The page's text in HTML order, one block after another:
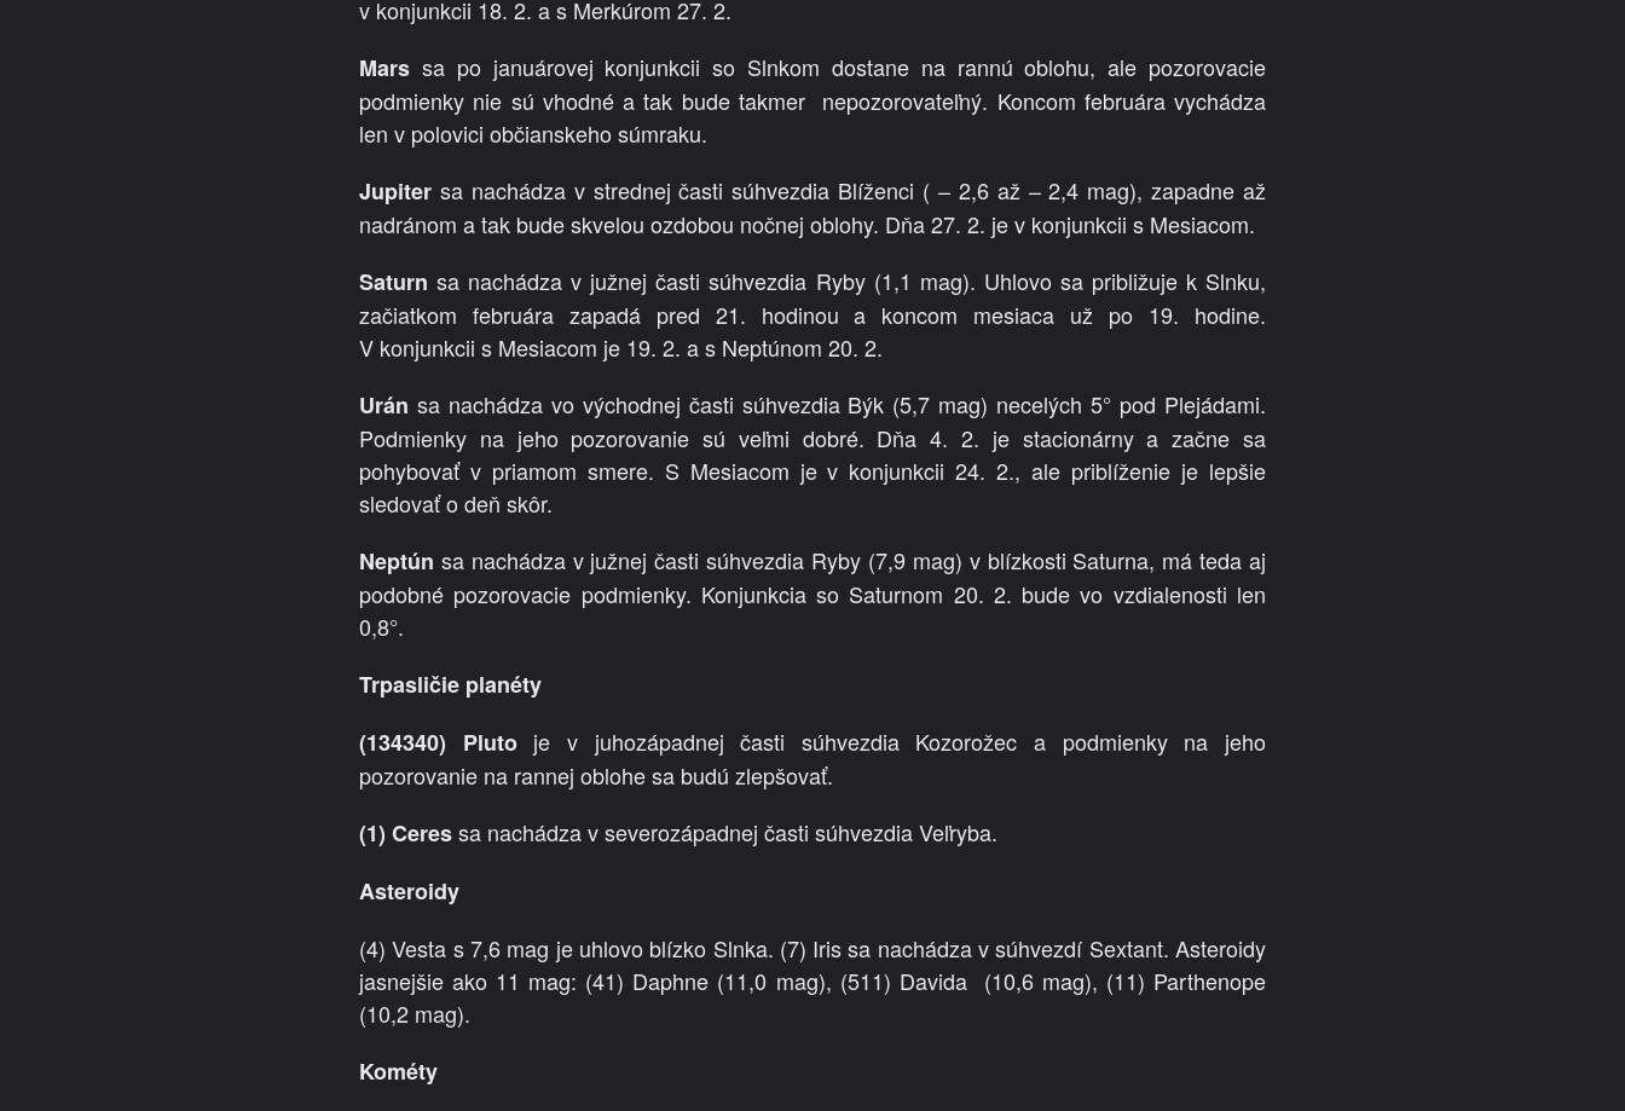
v konjunkcii 18. 2. a s Merkúrom 27. 2.
Mars sa po januárovej konjunkcii so Slnkom dostane na rannú oblohu, ale pozorovacie
podmienky nie sú vhodné a tak bude takmer nepozorovateľný. Koncom februára vychádza
len v polovici občianskeho súmraku.
Jupiter sa nachádza v strednej časti súhvezdia Blíženci ( – 2,6 až – 2,4 mag), zapadne až
nadránom a tak bude skvelou ozdobou nočnej oblohy. Dňa 27. 2. je v konjunkcii s Mesiacom.
Saturn sa nachádza v južnej časti súhvezdia Ryby (1,1 mag). Uhlovo sa približuje k Slnku,
začiatkom februára zapadá pred 21. hodinou a koncom mesiaca už po 19. hodine.
V konjunkcii s Mesiacom je 19. 2. a s Neptúnom 20. 2.
Urán sa nachádza vo východnej časti súhvezdia Býk (5,7 mag) necelých 5° pod Plejádami.
Podmienky na jeho pozorovanie sú veľmi dobré. Dňa 4. 2. je stacionárny a začne sa
pohybovať v priamom smere. S Mesiacom je v konjunkcii 24. 2., ale priblíženie je lepšie
sledovať o deň skôr.
Neptún sa nachádza v južnej časti súhvezdia Ryby (7,9 mag) v blízkosti Saturna, má teda aj
podobné pozorovacie podmienky. Konjunkcia so Saturnom 20. 2. bude vo vzdialenosti len
0,8°.
Trpasličie planéty
(134340) Plutoje v juhozápadnej časti súhvezdia Kozorožec a podmienky na jeho
pozorovanie na rannej oblohe sa budú zlepšovať.
(1) Ceressa nachádza v severozápadnej časti súhvezdia Veľryba.
Asteroidy
(4) Vesta s 7,6 mag je uhlovo blízko Slnka. (7) Iris sa nachádza v súhvezdí Sextant. Asteroidy
jasnejšie ako 11 mag: (41) Daphne (11,0 mag), (511) Davida (10,6 mag), (11) Parthenope
(10,2 mag).
Kométy